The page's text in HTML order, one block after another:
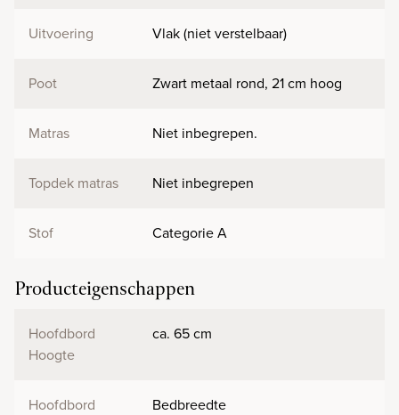
Uitvoering Vlak (niet verstelbaar)
Poot Zwart metaal rond, 21 cm hoog
Matras Niet inbegrepen.
Topdek matras Niet inbegrepen
Stof Categorie A
Producteigenschappen
Hoofdbord
Hoogte
ca. 65 cm
Hoofdbord
Bedbreedte